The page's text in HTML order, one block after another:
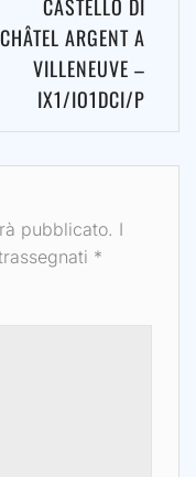
CASTELLO DI
CHÂTEL ARGENT A
VILLENEUVE –
IX1/IO1DCI/P
pubblicato. I
*